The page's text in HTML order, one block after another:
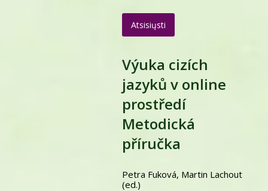
Atsisiųsti
Výuka cizích
jazyků v online
prostředí
Metodická
příručka
Petra Fuková, Martin Lachout
(ed.)